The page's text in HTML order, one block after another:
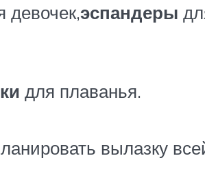
девочек,эспандеры
для плаванья.
вылазку